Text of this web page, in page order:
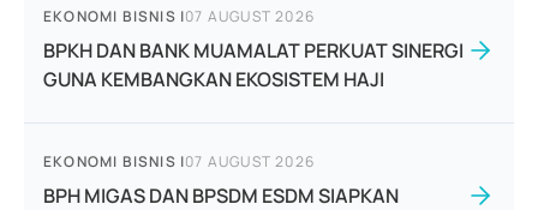
EKONOMI BISNIS |07 AUGUST 2026
BPKH DAN BANK MUAMALAT PERKUAT SINERGI
GUNA KEMBANGKAN EKOSISTEM HAJI
EKONOMI BISNIS |07 AUGUST 2026
BPH MIGAS DAN BPSDM ESDM SIAPKAN